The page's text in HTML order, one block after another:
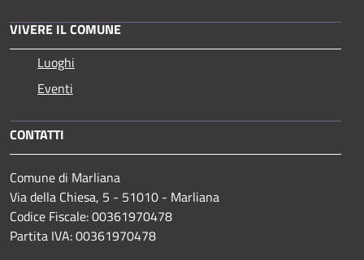
VIVERE IL COMUNE
Luoghi
Eventi
CONTATTI
Comune di Marliana
Via della Chiesa, 5 - 51010 - Marliana
Codice Fiscale: 00361970478
Partita IVA: 00361970478